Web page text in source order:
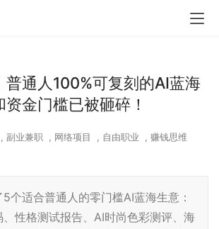
普通人100%可复刻的AI蓝海
金门槛已被砸碎！
, 副业兼职 , 网络项目 , 自由职业 , 赚钱思维
个适合普通人的零门槛AI蓝海生意：
性格测试报告、AI时尚色彩测评、海